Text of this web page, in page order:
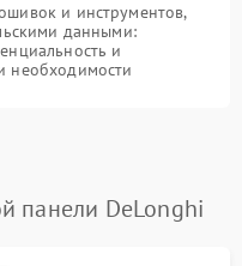
и инструментов,
данными:
и
необходимости
панели DeLonghi